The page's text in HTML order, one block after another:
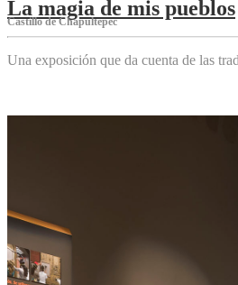
La magia de mis pueblos
Castillo de Chapultepec
Una exposición que da cuenta de las